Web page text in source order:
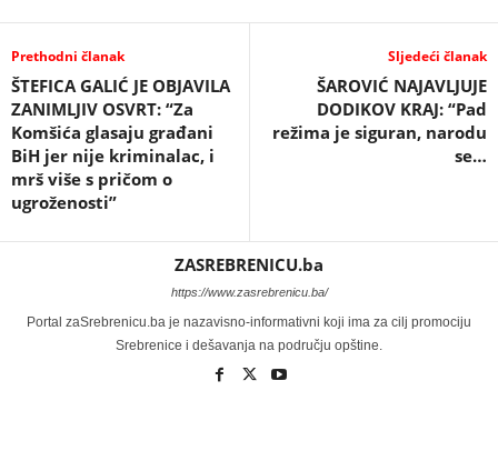
Prethodni članak
ŠTEFICA GALIĆ JE OBJAVILA
ZANIMLJIV OSVRT: “Za
Komšića glasaju građani
BiH jer nije kriminalac, i
mrš više s pričom o
ugroženosti”
Sljedeći članak
ŠAROVIĆ NAJAVLJUJE
DODIKOV KRAJ: “Pad
režima je siguran, narodu
se…
ZASREBRENICU.ba
https://www.zasrebrenicu.ba/
Portal zaSrebrenicu.ba je nazavisno-informativni koji ima za cilj promociju
Srebrenice i dešavanja na području opštine.